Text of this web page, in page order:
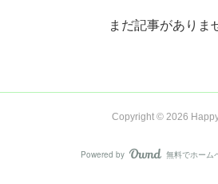
まだ記事がありま
Copyright © 2026
Powered by AmebaOwnd
無料でホーム